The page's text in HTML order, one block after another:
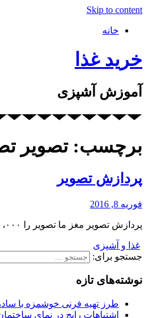
Skip to content
خانه
خرید غذا
آموزش آشپزی
برچسب: تصویر
پردازش تصویر
فوریه 8, 2016
پردازش تصویر مغز ما تصویر را ۶۰،۰۰۰ بار سریعتر از متن پردازش می کند نوشته پردازش تصویر اولین بار در آشپزی با آشپزباشی پدیدار شد. سایت استخدامی دانلود سریال و آهنگ سپهر نیوز
غذا و آشپزی
جستجو برای:
نوشته‌های تازه
طرز تهیه فرنی خوشمزه با
اشتباهات رایج در نمای